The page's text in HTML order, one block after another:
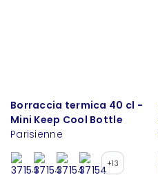
Borraccia termica 40 cl -
Mini Keep Cool Bottle
Parisienne
+13